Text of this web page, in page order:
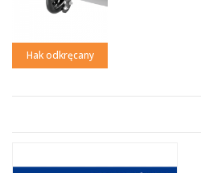
Hak odkręcany